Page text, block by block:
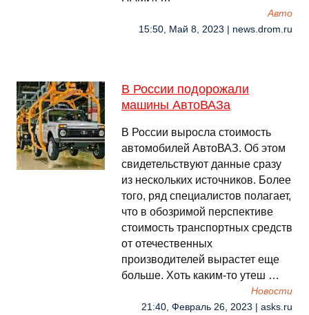
Авто
15:50, Май 8, 2023 | news.drom.ru
В России подорожали
машины АвтоВАЗа
В России выросла стоимость
автомобилей АвтоВАЗ. Об этом
свидетельствуют данные сразу
из нескольких источников. Более
того, ряд специалистов полагает,
что в обозримой перспективе
стоимость транспортных средств
от отечественных
производителей вырастет еще
больше. Хоть каким-то утеш …
Новости
21:40, Февраль 26, 2023 | asks.ru